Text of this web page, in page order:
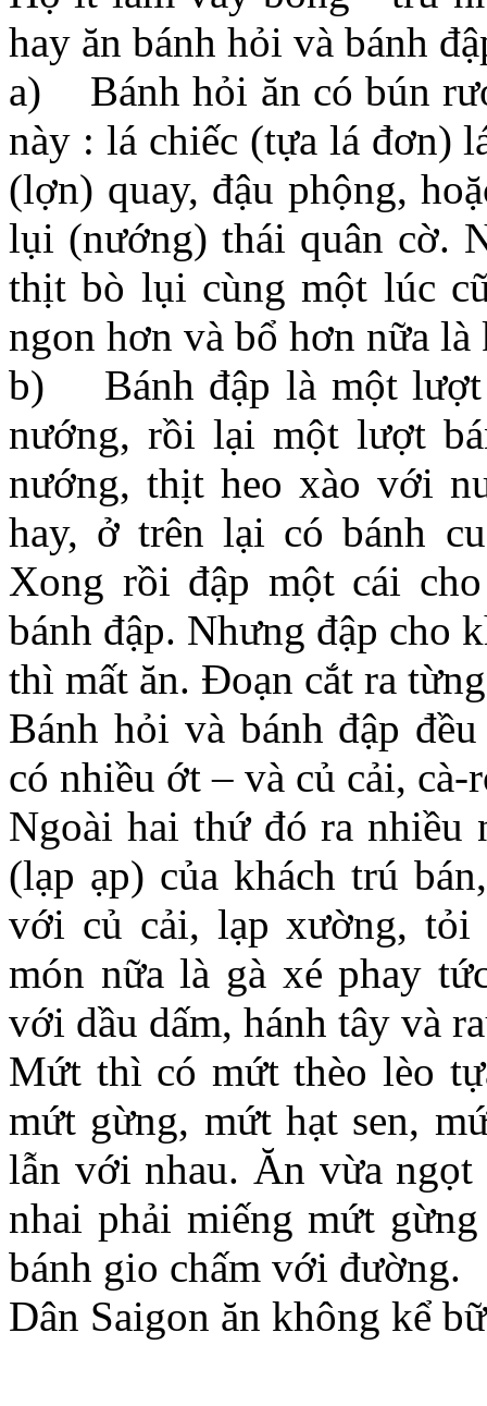
hay ăn bánh hỏi và bánh
a) Bánh hỏi ăn có bún
này : lá chiếc (tựa lá đơn)
(lợn) quay, đậu phộng,
lụi (nướng) thái quân cờ.
thịt bò lụi cùng một lúc
ngon hơn và bổ hơn nữa là
b) Bánh đập là một lượt
nướng, rồi lại một lượt
nướng, thịt heo xào với
hay, ở trên lại có bánh
Xong rồi đập một cái
bánh đập. Nhưng đập cho
thì mất ăn. Đoạn cắt ra
Bánh hỏi và bánh đập
có nhiều ớt – và củ cải, cà-
Ngoài hai thứ đó ra
(lạp ạp) của khách trú
với củ cải, lạp xường,
món nữa là gà xé phay
với dầu dấm, hánh tây và
Mứt thì có mứt thèo lèo
mứt gừng, mứt hạt sen,
lẫn với nhau. Ăn vừa
nhai phải miếng mứt
bánh gio chấm với đường.
Dân Saigon ăn không kể